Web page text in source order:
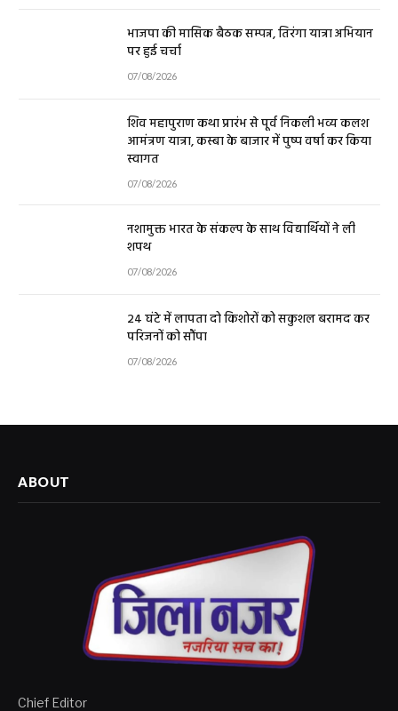
भाजपा की मासिक बैठक सम्पन्न, तिरंगा यात्रा अभियान
पर हुई चर्चा
07/08/2026
शिव महापुराण कथा प्रारंभ से पूर्व निकली भव्य कलश
आमंत्रण यात्रा, कस्बा के बाजार में पुष्प वर्षा कर किया
स्वागत
07/08/2026
नशामुक्त भारत के संकल्प के साथ विद्यार्थियों ने ली
शपथ
07/08/2026
24 घंटे में लापता दो किशोरों को सकुशल बरामद कर
परिजनों को सौंपा
07/08/2026
ABOUT
Chief Editor